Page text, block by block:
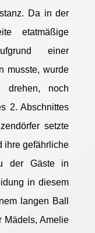
Da in der
etatmäßige
einer
musste, wurde
drehen, noch
2. Abschnittes
setzte
ihre gefährliche
der Gäste in
in diesem
langen Ball
Mädels, Amelie